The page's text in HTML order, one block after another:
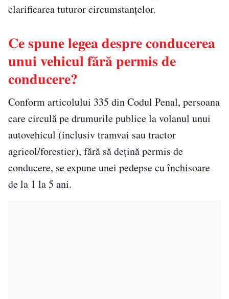
clarificarea tuturor circumstanțelor.
Ce spune legea despre conducerea
unui vehicul fără permis de
conducere?
Conform articolului 335 din Codul Penal, persoana
care circulă pe drumurile publice la volanul unui
autovehicul (inclusiv tramvai sau tractor
agricol/forestier), fără să dețină permis de
conducere, se expune unei pedepse cu închisoare
de la 1 la 5 ani.